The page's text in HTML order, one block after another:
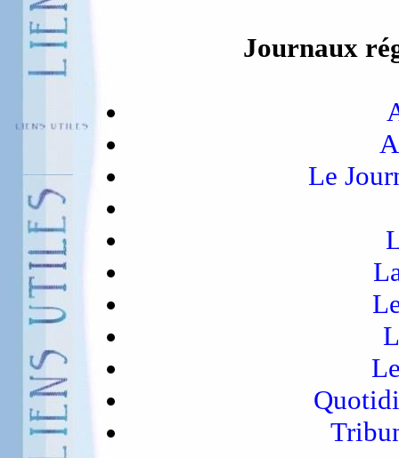
Journaux
Le